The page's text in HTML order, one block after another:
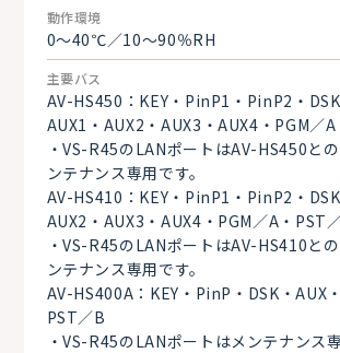
動作環境
0～40℃／10～90％RH
主要バス
AV-HS450：KEY・PinP1・PinP2・
AUX1・AUX2・AUX3・AUX4・PGM／
・VS-R45のLANポートはAV-HS450と
ンテナンス専用です。
AV-HS410：KEY・PinP1・PinP2・DSK
AUX2・AUX3・AUX4・PGM／A・PST
・VS-R45のLANポートはAV-HS410と
ンテナンス専用です。
AV-HS400A：KEY・PinP・DSK・AUX
PST／B
・VS-R45のLANポートはメンテナンス専